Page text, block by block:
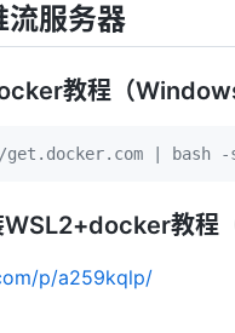
流服务器
教程（Windows
| bash
教程
p/a259kqlp/